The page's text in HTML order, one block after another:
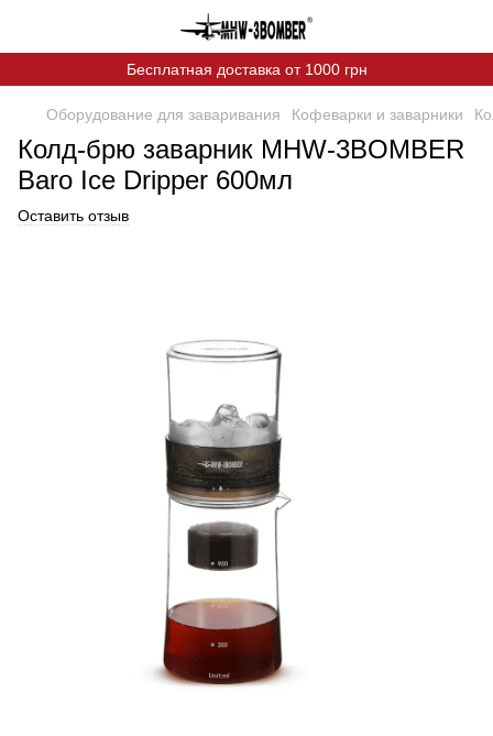
Бесплатная доставка от 1000 грн
Оборудование для заваривания Кофеварки и заварники
Колд-брю заварник MHW-3BOMBER
Baro Ice Dripper 600мл
Оставить отзыв